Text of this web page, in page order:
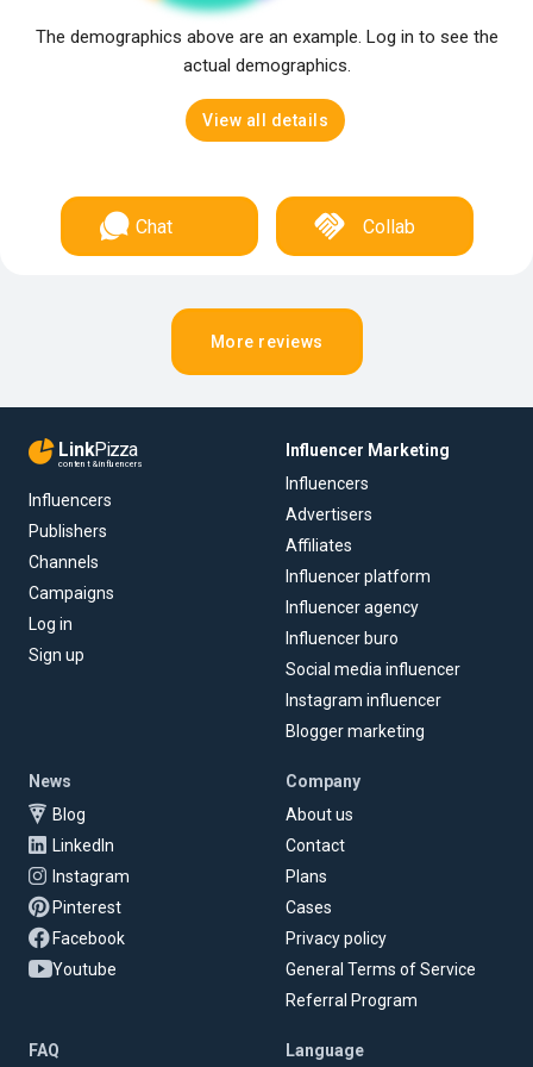
The demographics above are an example. Log in to see the
actual demographics.
View all details
Chat Collab
More reviews
LinkPizza
content & influencers
Influencers
Publishers
Channels
Campaigns
Log in
Sign up
Influencer Marketing
Influencers
Advertisers
Affiliates
Influencer platform
Influencer agency
Influencer buro
Social media influencer
Instagram influencer
Blogger marketing
News
Blog
LinkedIn
Instagram
Pinterest
Facebook
Youtube
Company
About us
Contact
Plans
Cases
Privacy policy
General Terms of Service
Referral Program
FAQ Language